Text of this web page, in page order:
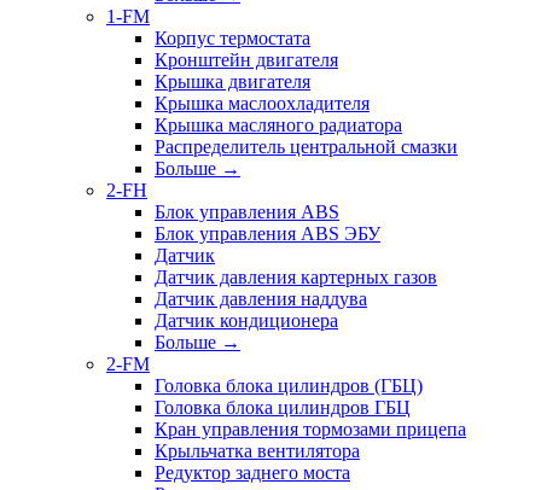
1-FM
Корпус термостата
Кронштейн двигателя
Крышка двигателя
Крышка маслоохладителя
Крышка масляного радиатора
Распределитель центральной смазки
Больше →
2-FH
Блок управления ABS
Блок управления ABS ЭБУ
Датчик
Датчик давления картерных газов
Датчик давления наддува
Датчик кондиционера
Больше →
2-FM
Головка блока цилиндров (ГБЦ)
Головка блока цилиндров ГБЦ
Кран управления тормозами прицепа
Крыльчатка вентилятора
Редуктор заднего моста